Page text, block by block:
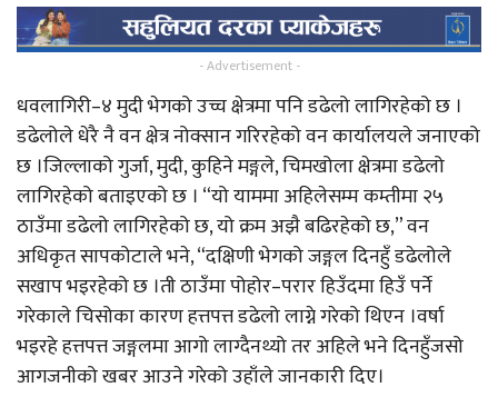
- Advertisement -
धवलागिरी–४ मुदी भेगको उच्च क्षेत्रमा पनि डढेलो लागिरहेको छ ।
डढेलोले धेरै नै वन क्षेत्र नोक्सान गरिरहेको वन कार्यालयले जनाएको
छ ।जिल्लाको गुर्जा, मुदी, कुहिने मङ्गले, चिमखोला क्षेत्रमा डढेलो
लागिरहेको बताइएको छ । “यो याममा अहिलेसम्म कम्तीमा २५
ठाउँमा डढेलो लागिरहेको छ, यो क्रम अझै बढिरहेको छ,” वन
अधिकृत सापकोटाले भने, “दक्षिणी भेगको जङ्गल दिनहुँ डढेलोले
सखाप भइरहेको छ ।ती ठाउँमा पोहोर–परार हिउँदमा हिउँ पर्ने
गरेकाले चिसोका कारण हत्तपत्त डढेलो लाग्ने गरेको थिएन ।वर्षा
भइरहे हत्तपत्त जङ्गलमा आगो लाग्दैनथ्यो तर अहिले भने दिनहुँजसो
आगजनीको खबर आउने गरेको उहाँले जानकारी दिए।